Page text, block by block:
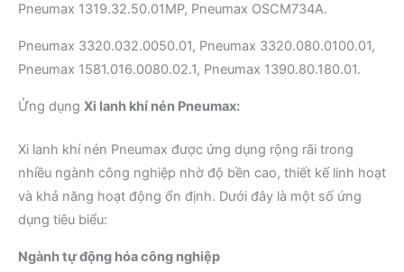
Pneumax 1319.32.50.01MP, Pneumax OSCM734A.
Pneumax 3320.032.0050.01, Pneumax 3320.080.0100.01,
Pneumax 1581.016.0080.02.1, Pneumax 1390.80.180.01.
Ửng dụng Xi lanh khí nén Pneumax:
Xi lanh khí nén Pneumax được ứng dụng rộng rãi trong
nhiều ngành công nghiệp nhờ độ bền cao, thiết kế linh hoạt
và khả năng hoạt động ổn định. Dưới đây là một số ứng
dụng tiêu biểu:
Ngành tự động hóa công nghiệp